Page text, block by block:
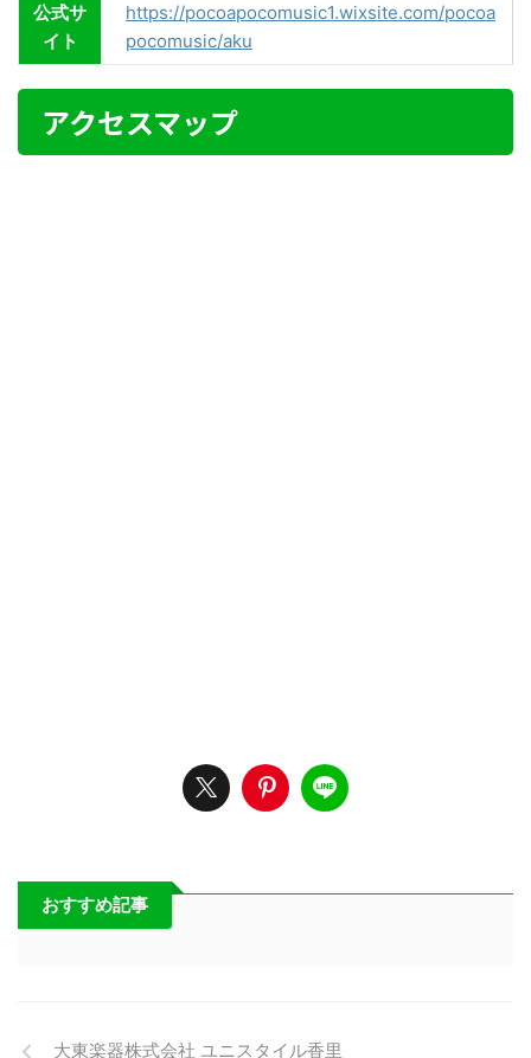
公式サ
イト
https://pocoapocomusic1.wixsite.com/pocoa
pocomusic/aku
アクセスマップ
おすすめ記事
大東楽器株式会社 ユニスタイル香里